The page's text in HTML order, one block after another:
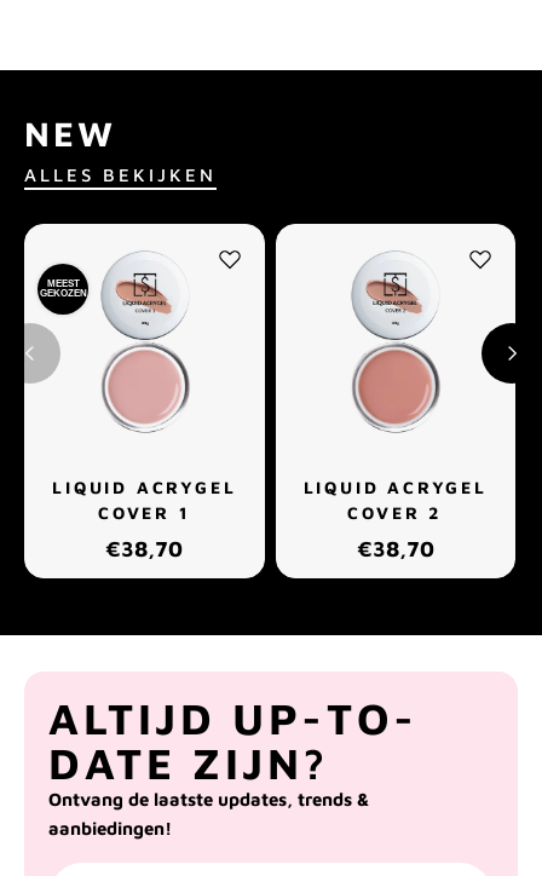
NEW
ALLES BEKIJKEN
MEEST
GEKOZEN
LIQUID ACRYGEL
COVER 1
€38,70
LIQUID ACRYGEL
COVER 2
€38,70
ALTIJD UP-TO-
DATE ZIJN?
Ontvang de laatste updates, trends &
aanbiedingen!